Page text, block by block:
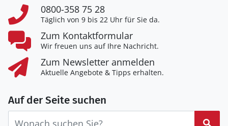
0800-358 75 28
Täglich von 9 bis 22 Uhr für Sie da.
Zum Kontaktformular
Wir freuen uns auf Ihre Nachricht.
Zum Newsletter anmelden
Aktuelle Angebote & Tipps erhalten.
Auf der Seite suchen